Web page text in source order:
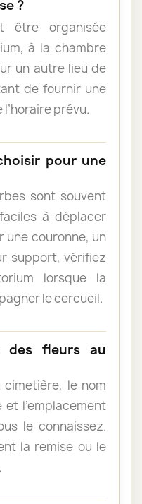
?
être organisée
à la chambre
un autre lieu de
de fournir une
prévu.
pour une
sont souvent
à déplacer
une couronne, un
support, vérifiez
lorsque la
le cercueil.
des fleurs au
cimetière, le nom
l’emplacement
le connaissez.
la remise ou le